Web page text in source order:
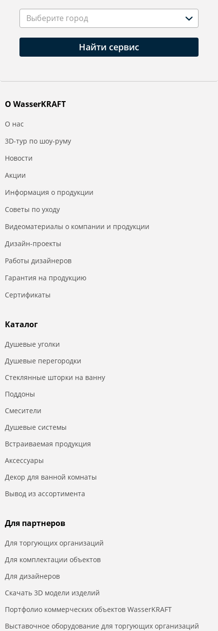
Выберите город
Найти сервис
О WasserKRAFT
О нас
3D-тур по шоу-руму
Новости
Акции
Информация о продукции
Советы по уходу
Видеоматериалы о компании и продукции
Дизайн-проекты
Работы дизайнеров
Гарантия на продукцию
Сертификаты
Каталог
Душевые уголки
Душевые перегородки
Стеклянные шторки на ванну
Поддоны
Смесители
Душевые системы
Встраиваемая продукция
Аксессуары
Декор для ванной комнаты
Вывод из ассортимента
Для партнеров
Для торгующих организаций
Для комплектации объектов
Для дизайнеров
Скачать 3D модели изделий
Портфолио коммерческих объектов WasserKRAFT
Выставочное оборудование для торгующих организаций